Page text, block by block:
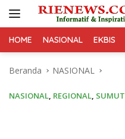
HOME NASIONAL EKBIS
Beranda NASIONAL
NASIONAL, REGIONAL, SUMUT